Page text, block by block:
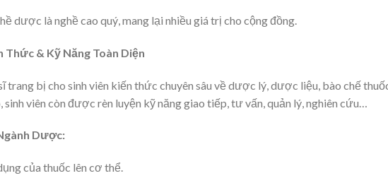
dược là nghề cao quý, mang lại nhiều giá trị cho cộng đồng.
Thức & Kỹ Năng Toàn Diện
bị cho sinh viên kiến thức chuyên sâu về dược lý, dược liệu, bào chế
viên còn được rèn luyện kỹ năng giao tiếp, tư vấn, quản lý, nghiên cứu…
Dược:
của thuốc lên cơ thể.